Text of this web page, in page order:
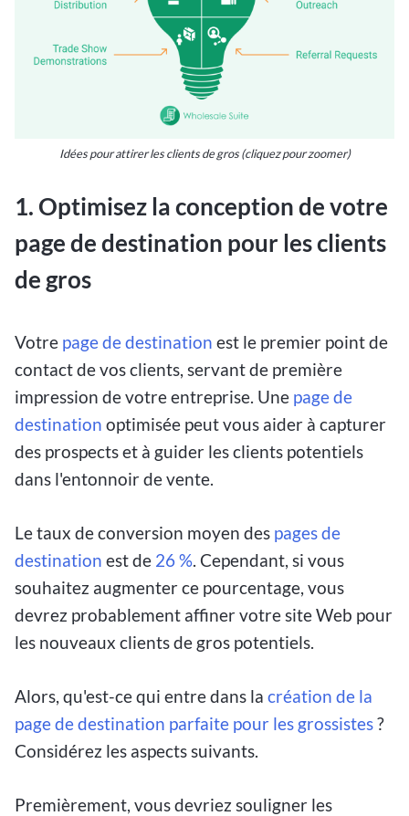
Idées pour attirer les clients de gros (cliquez pour zoomer)
1. Optimisez la conception de votre
page de destination pour les clients
de gros
Votre page de destination est le premier point de
contact de vos clients, servant de première
impression de votre entreprise. Une page de
destination optimisée peut vous aider à capturer
des prospects et à guider les clients potentiels
dans l'entonnoir de vente.
Le taux de conversion moyen des pages de
destination est de 26 %. Cependant, si vous
souhaitez augmenter ce pourcentage, vous
devrez probablement affiner votre site Web pour
les nouveaux clients de gros potentiels.
Alors, qu'est-ce qui entre dans la création de la
page de destination parfaite pour les grossistes?
Considérez les aspects suivants.
Premièrement, vous devriez souligner les